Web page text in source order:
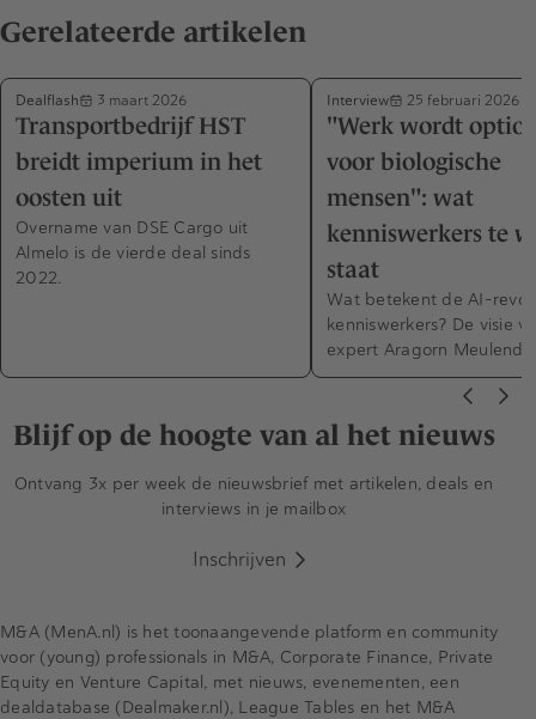
Gerelateerde artikelen
Dealflash 3 maart 2026
Transportbedrijf HST
breidt imperium in het
oosten uit
Overname van DSE Cargo uit
Almelo is de vierde deal sinds
2022.
Interview 25 februari 2026
"Werk wordt
voor biologische
mensen": wat
kenniswerkers te
staat
Wat betekent de AI-
kenniswerkers? De visie
expert Aragorn
Blijf op de hoogte van al het nieuws
Ontvang 3x per week de nieuwsbrief met artikelen, deals en
interviews in je mailbox
Inschrijven
M&A (MenA.nl) is het toonaangevende platform en community
voor (young) professionals in M&A, Corporate Finance, Private
Equity en Venture Capital, met nieuws, evenementen, een
dealdatabase (Dealmaker.nl), League Tables en het M&A